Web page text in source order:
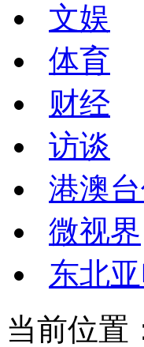
文娱
体育
财经
访谈
港澳
微视界
东北
当前位置